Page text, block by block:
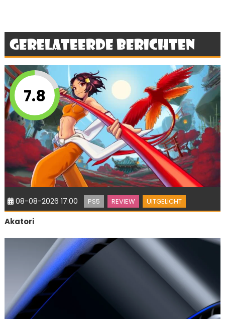
Gerelateerde berichten
7.8
08-08-2026 17:00 PS5 REVIEW UITGELICHT
Akatori